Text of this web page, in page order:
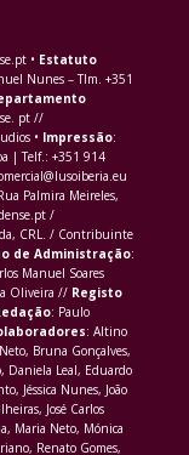
• Estatuto
Nunes – Tlm. +351
pt //
• Impressão:
| Telf.: +351 914
Palmira Meireles,
/
CRL. / Contribuinte
de Administração:
Manuel Soares
Oliveira // Registo
: Paulo
: Altino
Bruna Gonçalves,
Daniela Leal, Eduardo
Jéssica Nunes, João
José Carlos
Maria Neto, Mónica
Renato Gomes,